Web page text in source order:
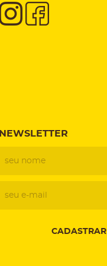
NEWSLETTER
CADASTRAR